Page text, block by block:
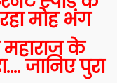
मोह भंग
महाराज के
जानिए पुरा